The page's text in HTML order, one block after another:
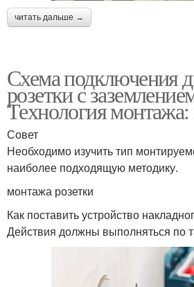
читать дальше →
Схема подключения
розетки с
Технология монтажа:
Совет
Необходимо изучить тип
наиболее подходящую методику.
монтажа розетки
Как поставить устройство
Действия должны выполняться по